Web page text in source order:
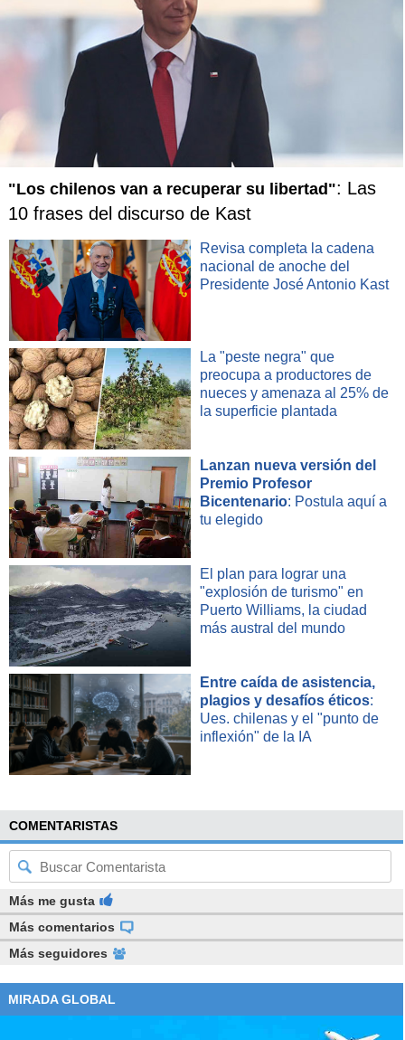
"Los chilenos van a recuperar su libertad": Las
10 frases del discurso de Kast
Revisa completa la cadena
nacional de anoche del
Presidente José Antonio Kast
La "peste negra" que
preocupa a productores de
nueces y amenaza al 25% de
la superficie plantada
Lanzan nueva versión del
Premio Profesor
Bicentenario: Postula aquí a
tu elegido
El plan para lograr una
"explosión de turismo" en
Puerto Williams, la ciudad
más austral del mundo
Entre caída de asistencia,
plagios y desafíos éticos:
Ues. chilenas y el "punto de
inflexión" de la IA
COMENTARISTAS
Más me gusta
Más comentarios
Más seguidores
MIRADA GLOBAL